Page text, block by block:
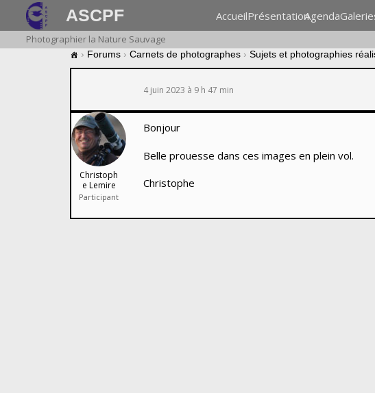
ASCPF AccueilPrésentationAgenda
Photographier la Nature Sauvage
› Forums › Carnets de photographes › Sujets et photographies
4 juin 2023 à 9 h 47 min
Christoph
e Lemire
Participant
Bonjour
Belle prouesse dans ces images en plein vol.
Christophe